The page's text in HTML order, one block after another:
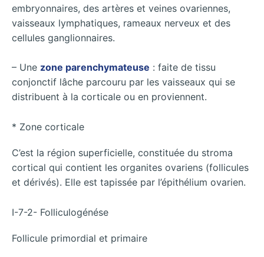
embryonnaires, des artères et veines ovariennes,
vaisseaux lymphatiques, rameaux nerveux et des
cellules ganglionnaires.
– Une zone parenchymateuse : faite de tissu
conjonctif lâche parcouru par les vaisseaux qui se
distribuent à la corticale ou en proviennent.
* Zone corticale
C’est la région superficielle, constituée du stroma
cortical qui contient les organites ovariens (follicules
et dérivés). Elle est tapissée par l’épithélium ovarien.
I-7-2- Folliculogénése
Follicule primordial et primaire